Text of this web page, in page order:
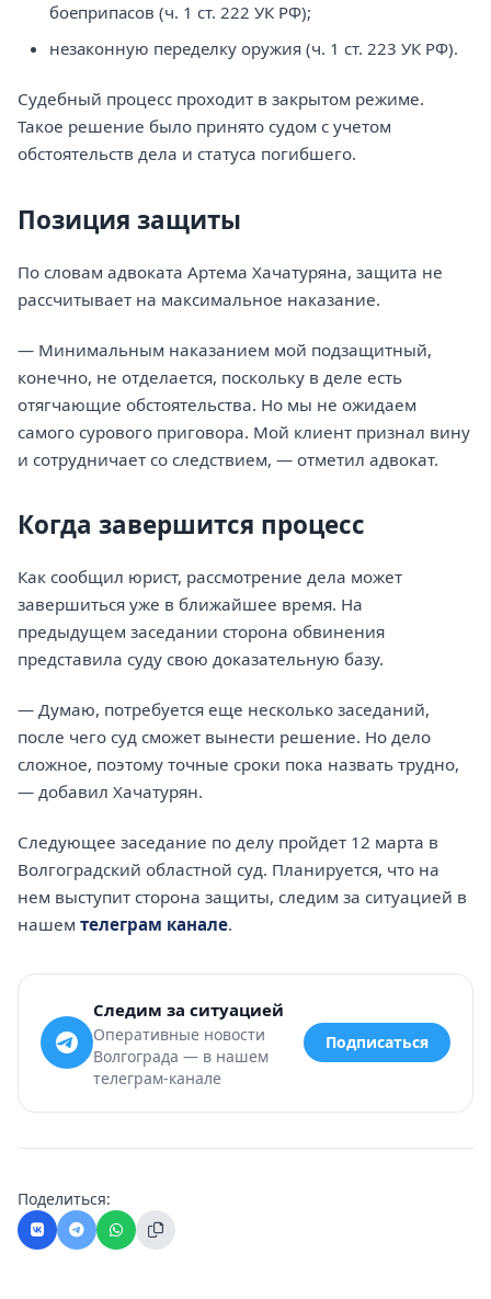
боеприпасов (ч. 1 ст. 222 УК РФ);
незаконную переделку оружия (ч. 1 ст. 223 УК РФ).
Судебный процесс проходит в закрытом режиме.
Такое решение было принято судом с учетом
обстоятельств дела и статуса погибшего.
Позиция защиты
По словам адвоката Артема Хачатуряна, защита не
рассчитывает на максимальное наказание.
— Минимальным наказанием мой подзащитный,
конечно, не отделается, поскольку в деле есть
отягчающие обстоятельства. Но мы не ожидаем
самого сурового приговора. Мой клиент признал вину
и сотрудничает со следствием, — отметил адвокат.
Когда завершится процесс
Как сообщил юрист, рассмотрение дела может
завершиться уже в ближайшее время. На
предыдущем заседании сторона обвинения
представила суду свою доказательную базу.
— Думаю, потребуется еще несколько заседаний,
после чего суд сможет вынести решение. Но дело
сложное, поэтому точные сроки пока назвать трудно,
— добавил Хачатурян.
Следующее заседание по делу пройдет 12 марта в
Волгоградский областной суд. Планируется, что на
нем выступит сторона защиты, следим за ситуацией в
нашем телеграм канале.
Следим за ситуацией
Оперативные новости
Волгограда — в нашем
телеграм-канале
Подписаться
Поделиться: